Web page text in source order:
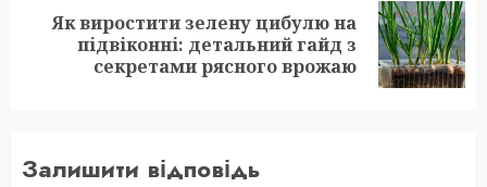
Next
Як виростити зелену цибулю на
підвіконні: детальний гайд з
секретами рясного врожаю
Залишити відповідь